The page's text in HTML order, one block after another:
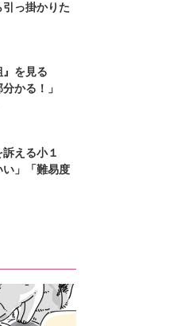
っ掛かりた
を見る
かる！」
訴える小１
い」「難易度